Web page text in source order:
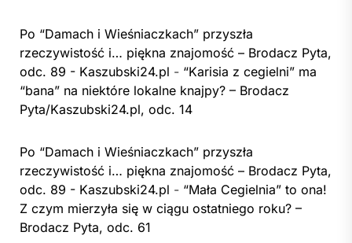
Po “Damach i Wieśniaczkach” przyszła
rzeczywistość i… piękna znajomość – Brodacz Pyta,
odc. 89 - Kaszubski24.pl - “Karisia z cegielni” ma
“bana” na niektóre lokalne knajpy? – Brodacz
Pyta/Kaszubski24.pl, odc. 14
Po “Damach i Wieśniaczkach” przyszła
rzeczywistość i… piękna znajomość – Brodacz Pyta,
odc. 89 - Kaszubski24.pl - “Mała Cegielnia” to ona!
Z czym mierzyła się w ciągu ostatniego roku? –
Brodacz Pyta, odc. 61